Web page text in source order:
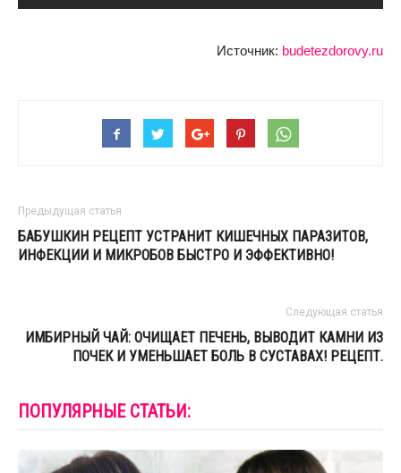
Источник: budetezdorovy.ru
Предыдущая статья
БАБУШКИН РЕЦЕПТ УСТРАНИТ КИШЕЧНЫХ ПАРАЗИТОВ,
ИНФЕКЦИИ И МИКРОБОВ БЫСТРО И ЭФФЕКТИВНО!
Следующая статья
ИМБИРНЫЙ ЧАЙ: ОЧИЩАЕТ ПЕЧЕНЬ, ВЫВОДИТ КАМНИ ИЗ
ПОЧЕК И УМЕНЬШАЕТ БОЛЬ В СУСТАВАХ! РЕЦЕПТ.
ПОПУЛЯРНЫЕ СТАТЬИ: